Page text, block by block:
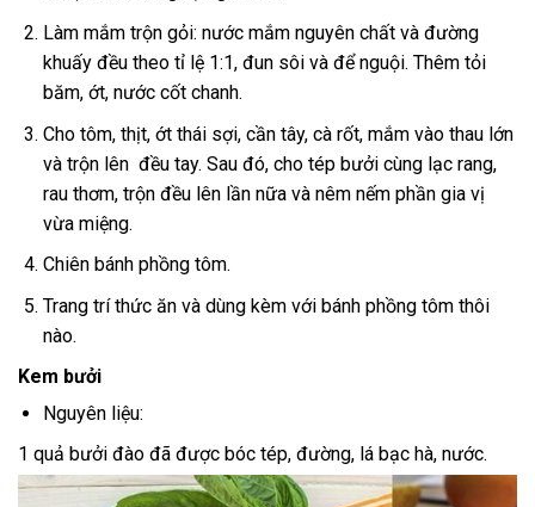
Làm mắm trộn gỏi: nước mắm nguyên chất và đường
khuấy đều theo tỉ lệ 1:1, đun sôi và để nguội. Thêm tỏi
băm, ớt, nước cốt chanh.
Cho tôm, thịt, ớt thái sợi, cần tây, cà rốt, mắm vào thau lớn
và trộn lên đều tay. Sau đó, cho tép bưởi cùng lạc rang,
rau thơm, trộn đều lên lần nữa và nêm nếm phần gia vị
vừa miệng.
Chiên bánh phồng tôm.
Trang trí thức ăn và dùng kèm với bánh phồng tôm thôi
nào.
Kem bưởi
Nguyên liệu:
1 quả bưởi đào đã được bóc tép, đường, lá bạc hà, nước.